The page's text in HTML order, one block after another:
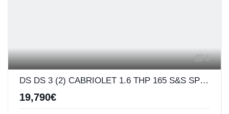
5
DS DS 3 (2) CABRIOLET 1.6 THP 165 S&S SPORT CHIC BV6
19,790€